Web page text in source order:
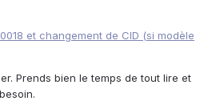
et changement de CID (si modèle
Prends bien le temps de tout lire et